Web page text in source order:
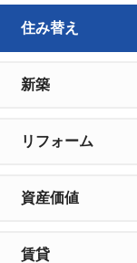
住み替え
新築
リフォーム
資産価値
賃貸